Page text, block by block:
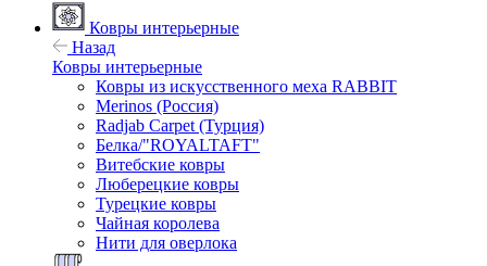
Ковры интерьерные
Назад
Ковры интерьерные
Ковры из искусственного меха RABBIT
Merinos (Россия)
Radjab Carpet (Турция)
Белка/"ROYALTAFT"
Витебские ковры
Люберецкие ковры
Турецкие ковры
Чайная королева
Нити для оверлока